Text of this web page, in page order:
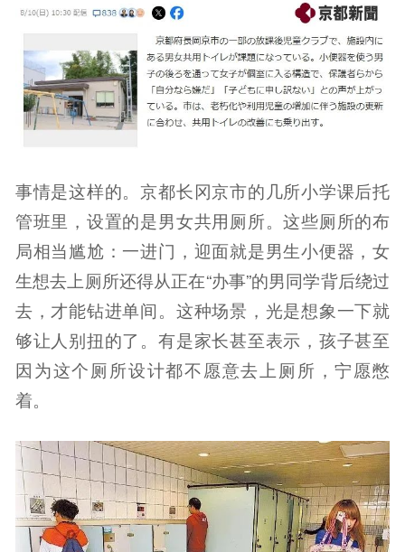
事情是这样的。京都长冈京市的几所小学课后托
管班里，设置的是男女共用厕所。这些厕所的布
局相当尴尬：一进门，迎面就是男生小便器，女
生想去上厕所还得从正在“办事”的男同学背后绕过
去，才能钻进单间。这种场景，光是想象一下就
够让人别扭的了。有是家长甚至表示，孩子甚至
因为这个厕所设计都不愿意去上厕所，宁愿憋
着。